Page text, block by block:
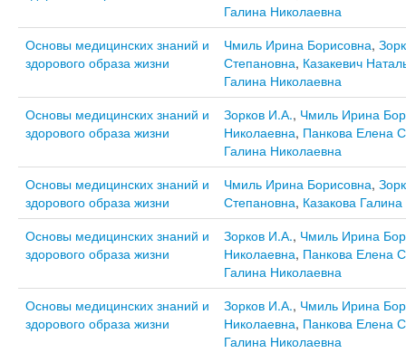
Галина Николаевна
Основы медицинских знаний и
здорового образа жизни
Чмиль Ирина Борисовна,
Степановна, Казакевич
Галина Николаевна
Основы медицинских знаний и
здорового образа жизни
Зорков И.А., Чмиль Ирина
Николаевна, Панкова Елена
Галина Николаевна
Основы медицинских знаний и
здорового образа жизни
Чмиль Ирина Борисовна,
Степановна, Казакова
Основы медицинских знаний и
здорового образа жизни
Зорков И.А., Чмиль Ирина
Николаевна, Панкова Елена
Галина Николаевна
Основы медицинских знаний и
здорового образа жизни
Зорков И.А., Чмиль Ирина
Николаевна, Панкова Елена
Галина Николаевна